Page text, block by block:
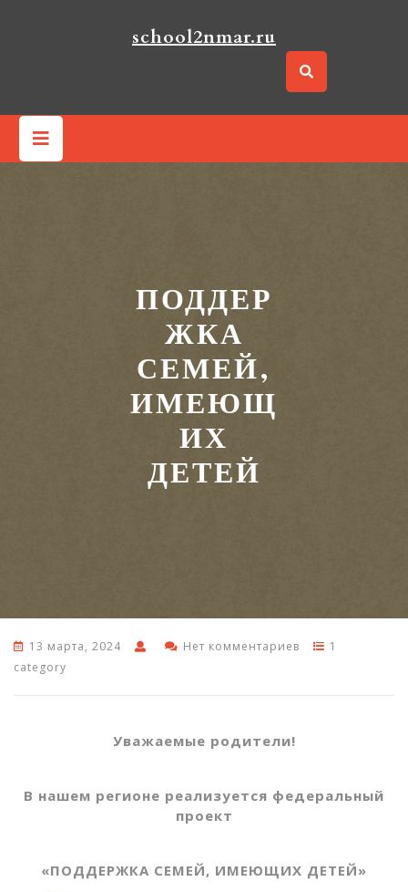
school2nmar.ru
ПОДДЕР
ЖКА
СЕМЕЙ,
ИМЕЮЩ
ИХ
ДЕТЕЙ
13 марта, 2024 Нет комментариев
1
category
Уважаемые родители!
В нашем регионе реализуется федеральный
проект
«ПОДДЕРЖКА СЕМЕЙ, ИМЕЮЩИХ ДЕТЕЙ»